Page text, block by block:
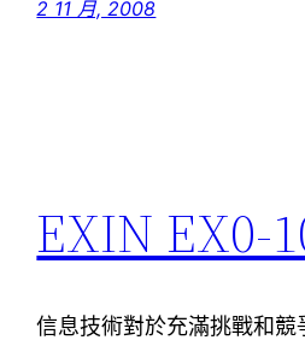
2 11 月, 2008
EXIN EX0-
信息技術對於充滿挑戰和競